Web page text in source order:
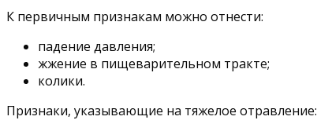
К первичным признакам можно отнести:
падение давления;
жжение в пищеварительном тракте;
колики.
Признаки, указывающие на тяжелое отравление: